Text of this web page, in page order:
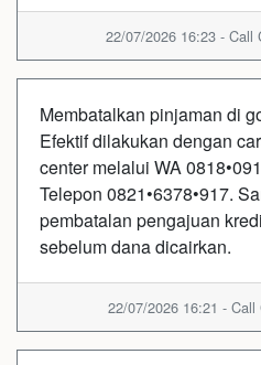
22/07/2026 16:23 - Call
Membatalkan pinjaman di
Efektif dilakukan dengan
center melalui WA
Telepon 0821•6378•917.
pembatalan pengajuan
sebelum dana dicairkan.
22/07/2026 16:21 -